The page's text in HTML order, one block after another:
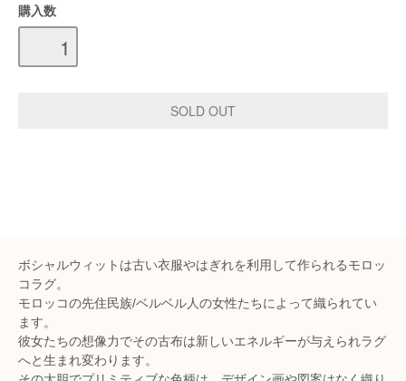
購入数
ボシャルウィットは古い衣服やはぎれを利用して作られるモロッ
コラグ。
モロッコの先住民族/ベルベル人の女性たちによって織られてい
ます。
彼女たちの想像力でその古布は新しいエネルギーが与えられラグ
へと生まれ変わります。